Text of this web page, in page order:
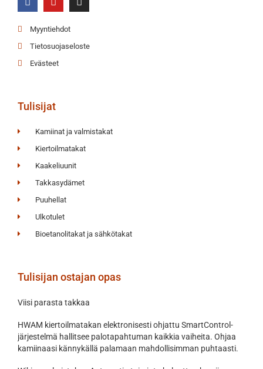
Myyntiehdot
Tietosuojaseloste
Evästeet
Tulisijat
Kamiinat ja valmistakat
Kiertoilmatakat
Kaakeliuunit
Takkasydämet
Puuhellat
Ulkotulet
Bioetanolitakat ja sähkötakat
Tulisijan ostajan opas
Viisi parasta takkaa
HWAM kiertoilmatakan elektronisesti ohjattu SmartControl-
järjestelmä hallitsee palotapahtuman kaikkia vaiheita. Ohjaa
kamiinaasi kännykällä palamaan mahdollisimman puhtaasti.